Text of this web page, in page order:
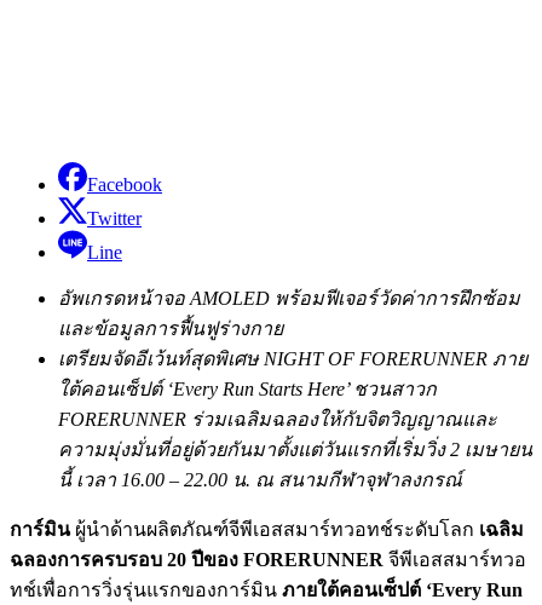
Facebook
Twitter
Line
อัพเกรดหน้าจอ AMOLED พร้อมฟีเจอร์วัดค่าการฝึกซ้อม
และข้อมูลการฟื้นฟูร่างกาย
เตรียมจัดอีเว้นท์สุดพิเศษ NIGHT OF FORERUNNER ภาย
ใต้คอนเซ็ปต์ ‘Every Run Starts Here’ ชวนสาวก
FORERUNNER ร่วมเฉลิมฉลองให้กับจิตวิญญาณและ
ความมุ่งมั่นที่อยู่ด้วยกันมาตั้งแต่วันแรกที่เริ่มวิ่ง 2 เมษายน
นี้ เวลา 16.00 – 22.00 น. ณ สนามกีฬาจุฬาลงกรณ์
การ์มินผู้นำด้านผลิตภัณฑ์จีพีเอสสมาร์ทวอทช์ระดับโลก เฉลิม
ฉลองการครบรอบ 20 ปีของ FORERUNNER จีพีเอสสมาร์ทวอ
ทช์เพื่อการวิ่งรุ่นแรกของการ์มิน ภายใต้คอนเซ็ปต์ ‘Every Run